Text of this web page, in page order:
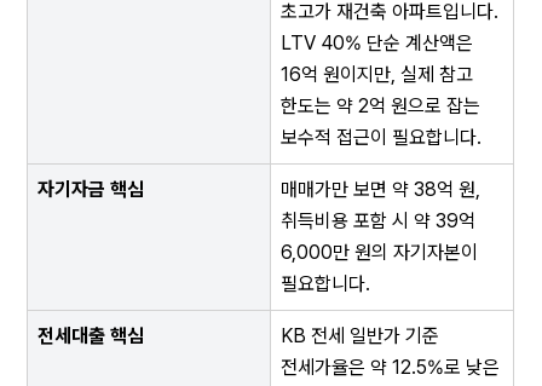
초고가 재건축 아파트입니다.
LTV 40% 단순 계산액은
16억 원이지만, 실제 참고
한도는 약 2억 원으로 잡는
보수적 접근이 필요합니다.
자기자금 핵심
매매가만 보면 약 38억 원,
취득비용 포함 시 약 39억
6,000만 원의 자기자본이
필요합니다.
전세대출 핵심
KB 전세 일반가 기준
전세가율은 약 12.5%로 낮은